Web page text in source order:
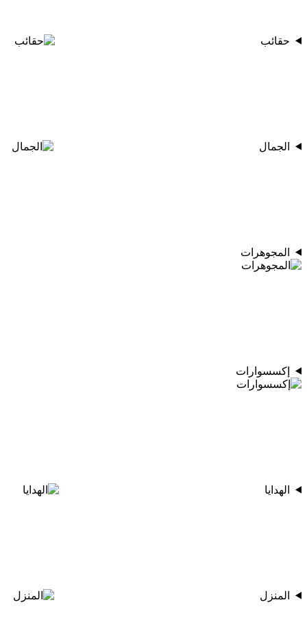
حقائب
الجمال
المجوهرات
إكسسوارات
الهدايا
المنزل